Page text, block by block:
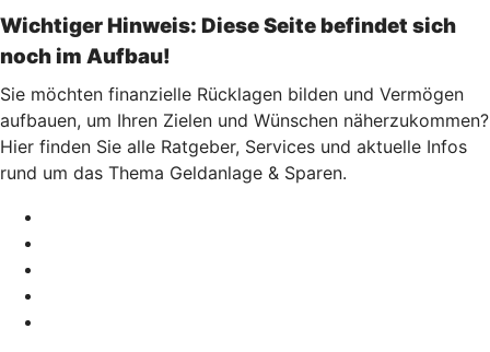
Wichtiger Hinweis: Diese Seite befindet sich
noch im Aufbau!
Sie möchten finanzielle Rücklagen bilden und Vermögen
aufbauen, um Ihren Zielen und Wünschen näherzukommen?
Hier finden Sie alle Ratgeber, Services und aktuelle Infos
rund um das Thema Geldanlage & Sparen.